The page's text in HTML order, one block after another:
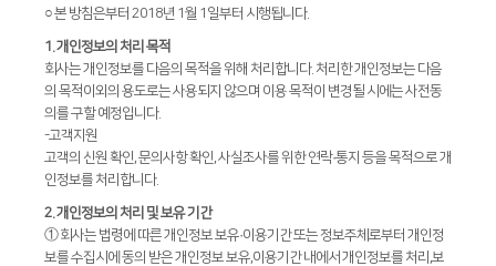
가치경영∨
기업정신
핵심가치
Vision Statement
Global Networks
RS3015
FE Series
FC3015
HD Series
FL3015 Conversion
교육일정
교육신청/문의
원격지원
HK Insight
사회공헌개요
사회공헌활동
○ 본 방침은부터 2018년 1월 1일부터 시행됩니다.
1. 개인정보의 처리 목적
회사는 개인정보를 다음의 목적을 위해 처리합니다. 처리한 개인정보는 다음
의 목적이외의 용도로는 사용되지 않으며 이용 목적이 변경될 시에는 사전동
의를 구할 예정입니다.
-고객지원
고객의 신원 확인, 문의사항 확인, 사실조사를 위한 연락·통지 등을 목적으로 개
인정보를 처리합니다.
2. 개인정보의 처리 및 보유 기간
① 회사는 법령에 따른 개인정보 보유·이용기간 또는 정보주체로부터 개인정
보를 수집시에 동의 받은 개인정보 보유,이용기간 내에서 개인정보를 처리,보